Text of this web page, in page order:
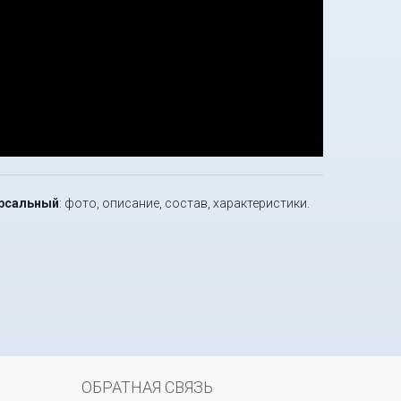
: фото, описание, состав, характеристики.
ОБРАТНАЯ СВЯЗЬ